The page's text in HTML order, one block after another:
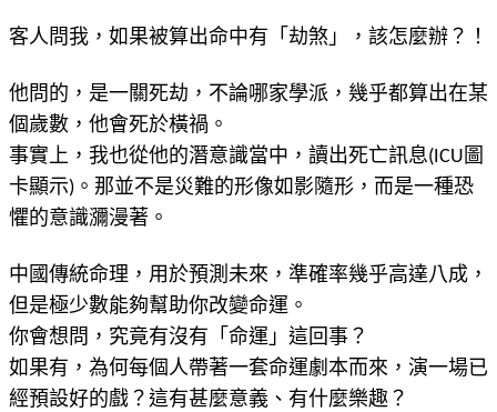
客人問我，如果被算出命中有「劫煞」，該怎麼辦？！
他問的，是一關死劫，不論哪家學派，幾乎都算出在某
個歲數，他會死於橫禍。
事實上，我也從他的潛意識當中，讀出死亡訊息(ICU圖
卡顯示)。那並不是災難的形像如影隨形，而是一種恐
懼的意識瀰漫著。
中國傳統命理，用於預測未來，準確率幾乎高達八成，
但是極少數能夠幫助你改變命運。
你會想問，究竟有沒有「命運」這回事？
如果有，為何每個人帶著一套命運劇本而來，演一場已
經預設好的戲？這有甚麼意義、有什麼樂趣？